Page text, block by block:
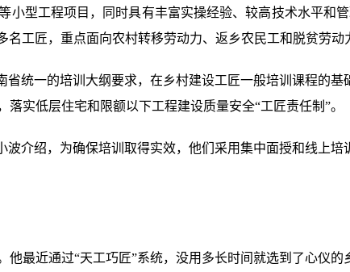
小型工程项目，同时具有丰富实操经验、较高技术水平和
名工匠，重点面向农村转移劳动力、返乡农民工和脱贫劳动
省统一的培训大纲要求，在乡村建设工匠一般培训课程的
实低层住宅和限额以下工程建设质量安全“工匠责任制”。
波介绍，为确保培训取得实效，他们采用集中面授和线上
最近通过“天工巧匠”系统，没用多长时间就选到了心仪